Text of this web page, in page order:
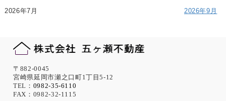
2026年7月 2026年9月
〒882-0045
宮崎県延岡市瀬之口町1丁目5-12
TEL： 0982-35-6110
FAX：0982-32-1115